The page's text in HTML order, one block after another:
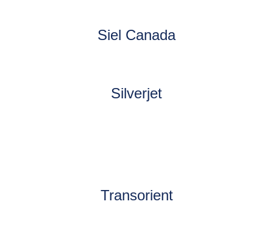
Siel Canada
Silverjet
Transorient